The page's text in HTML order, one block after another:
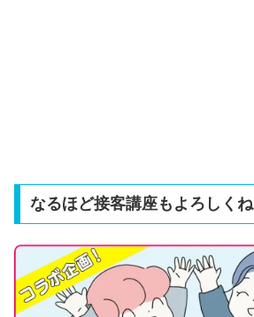
なるほど接客講座もよろしくね